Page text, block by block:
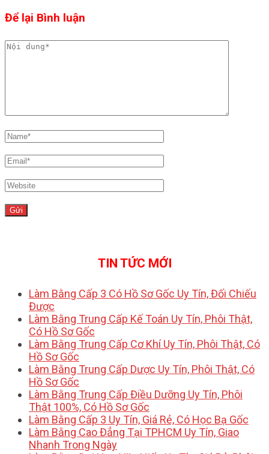
Để lại Bình luận
TIN TỨC MỚI
Làm Bằng Cấp 3 Có Hồ Sơ Gốc Uy Tín, Đối Chiếu
Được
Làm Bằng Trung Cấp Kế Toán Uy Tín, Phôi Thật,
Có Hồ Sơ Gốc
Làm Bằng Trung Cấp Cơ Khí Uy Tín, Phôi Thật, Có
Hồ Sơ Gốc
Làm Bằng Trung Cấp Dược Uy Tín, Phôi Thật, Có
Hồ Sơ Gốc
Làm Bằng Trung Cấp Điều Dưỡng Uy Tín, Phôi
Thật 100%, Có Hồ Sơ Gốc
Làm Bằng Cấp 3 Uy Tín, Giá Rẻ, Có Học Bạ Gốc
Làm Bằng Cao Đẳng Tại TPHCM Uy Tín, Giao
Nhanh Trong Ngày